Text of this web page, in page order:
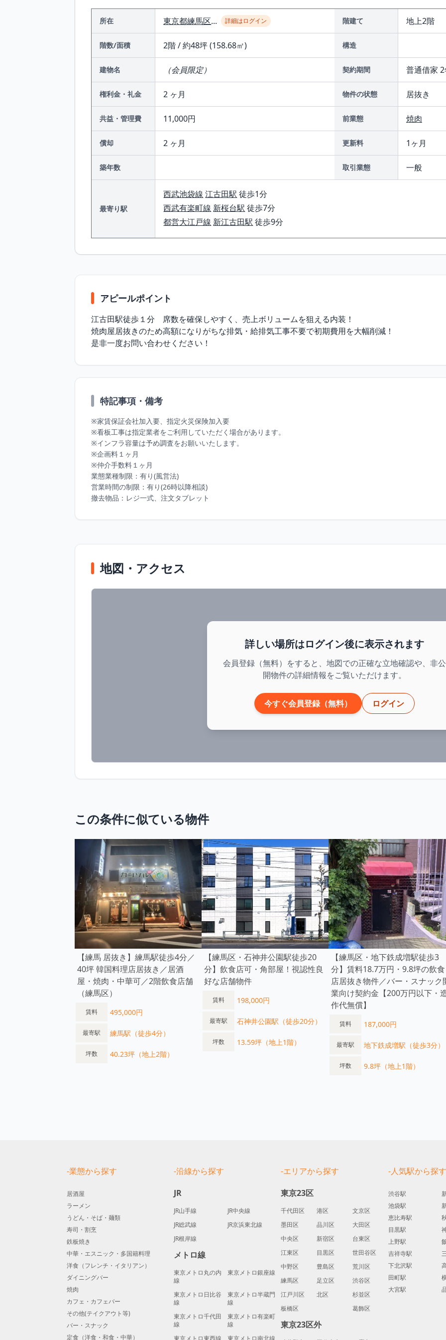
所在 東京都練馬区... 詳細はログイン 階建て 地上2階
階数/面積 2階 / 約48坪 (158.68㎡) 構造
建物名 （会員限定） 契約期間 普通借家
権利金・礼金 2 ヶ月 物件の状態 居抜き
共益・管理費 11,000円 前業態 焼肉
償却 2 ヶ月 更新料 1ヶ月
築年数 取引業態 一般
最寄り駅
西武池袋線 江古田駅 徒歩1分
西武有楽町線 新桜台駅 徒歩7分
都営大江戸線 新江古田駅 徒歩9分
アピールポイント
江古田駅徒歩１分　席数を確保しやすく、売上ボリュームを狙える内装！
焼肉屋居抜きのため高額になりがちな排気・給排気工事不要で初期費用を大幅削減！
是非一度お問い合わせください！
特記事項・備考
※家賃保証会社加入要、指定火災保険加入要
※看板工事は指定業者をご利用していただく場合があります。
※インフラ容量は予め調査をお願いいたします。
※企画料１ヶ月
※仲介手数料１ヶ月
業態業種制限：有り(風営法)
営業時間の制限：有り(26時以降相談)
撤去物品：レジ一式、注文タブレット
地図・アクセス
詳しい場所はログイン後に表示されます
会員登録（無料）をすると、地図での正確な立地確認や、非公
開物件の詳細情報をご覧いただけます。
今すぐ会員登録（無料） ログイン
この条件に似ている物件
【練馬 居抜き】練馬駅徒歩4分／
40坪 韓国料理店居抜き／居酒
屋・焼肉・中華可／2階飲食店舗
（練馬区）
賃料 495,000円
最寄駅 練馬駅（徒歩4分）
坪数 40.23坪（地上2階）
【練馬区・石神井公園駅徒歩20
分】飲食店可・角部屋！視認性良
好な店舗物件
賃料 198,000円
最寄駅 石神井公園駅（徒歩20分）
坪数 13.59坪（地上1階）
【練馬区・地下鉄成増駅徒歩3
分】賃料18.7万円・9.8坪の飲食
店居抜き物件／バー・スナック
業向け契約金【200万円以下・
作代無償】
賃料 187,000円
最寄駅 地下鉄成増駅（徒歩3分）
坪数 9.8坪（地上1階）
-業態から探す
居酒屋
ラーメン
うどん・そば・麺類
寿司・割烹
鉄板焼き
中華・エスニック・多国籍料理
洋食（フレンチ・イタリアン）
ダイニングバー
焼肉
カフェ・カフェバー
その他(テイクアウト等)
バー・スナック
定食（洋食・和食・中華）
-沿線から探す
JR
JR山手線
JR中央線
JR総武線
JR京浜東北線
JR根岸線
メトロ線
東京メトロ丸の内
線
東京メトロ銀座線
東京メトロ日比谷
線
東京メトロ半蔵門
線
東京メトロ千代田
線
東京メトロ有楽町
線
東京メトロ東西線
東京メトロ南北線
-エリアから探す
東京23区
千代田区 港区
文京区
墨田区
品川区
大田区
中央区
新宿区
台東区
江東区
目黒区
世田谷区
中野区
豊島区
荒川区
練馬区
足立区
渋谷区
江戸川区
北区
杉並区
板橋区
葛飾区
東京23区外
-人気駅から探す
渋谷駅
池袋駅
恵比寿駅
目黒駅
上野駅
吉祥寺駅
下北沢駅
田町駅
大宮駅